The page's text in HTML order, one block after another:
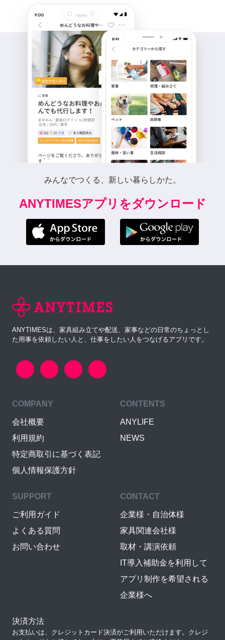
みんなでつくる、新しい暮らしかた。
ANYTIMESアプリをダウンロード
ANYTIMESは、家具組み立てや配送、家事などの日常のちょっとし
た用事を依頼したい人と、仕事をしたい人をつなげるアプリです。
COMPANY
会社概要
利用規約
特定商取引に基づく表記
個人情報保護方針
CONTENTS
ANYLIFE
NEWS
SUPPORT
ご利用ガイド
よくある質問
お問い合わせ
CONTACT
企業様・自治体様
家具関連会社様
取材・講演依頼
IT導入補助金を利用して
アプリ制作を希望される
企業様へ
決済方法
お支払いは、クレジットカード決済がご利用いただけます。クレジ